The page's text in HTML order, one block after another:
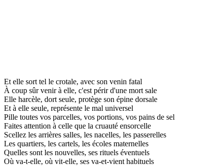
Et elle sort tel le crotale, avec son venin fatal
À coup sûr venir à elle, c'est périr d'une mort sale
Elle harcèle, dort seule, protège son épine dorsale
Et à elle seule, représente le mal universel
Pille toutes vos parcelles, vos portions, vos pains de sel
Faites attention à celle que la cruauté ensorcelle
Scellez les arrières salles, les nacelles, les passerelles
Les quartiers, les cartels, les écoles maternelles
Quelles sont les nouvelles, ses rituels éventuels
Où va-t-elle, où vit-elle, ses va-et-vient habituels